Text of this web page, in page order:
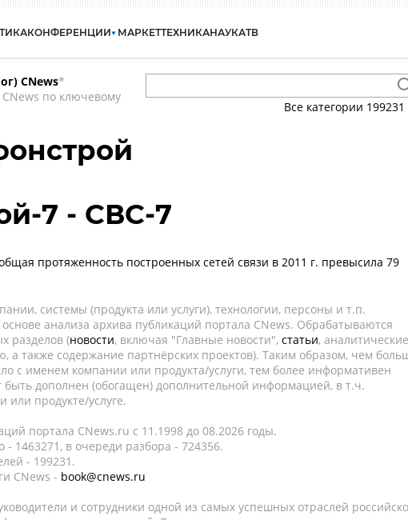
КОНФЕРЕНЦИИ МАРКЕТТЕХНИКАНАУКАТВ
CNews*
по ключевому
Все категории 199231
7 - СВС-7
протяженность построенных сетей связи в 2011 г. превысила 79
системы (продукта или услуги), технологии, персоны и т.п.
основе анализа архива публикаций портала CNews. Обрабатываются
разделов (новости, включая "Главные новости", статьи, аналитические
а также содержание партнёрских проектов). Таким образом, чем
с именем компании или продукта/услуги, тем более информативен
дополнен (обогащен) дополнительной информацией, в т.ч.
или продукте/услуге.
портала CNews.ru c 11.1998 до 08.2026 годы.
1463271, в очереди разбора - 724356.
- 199231.
CNews - book@cnews.ru
и сотрудники одной из самых успешных отраслей